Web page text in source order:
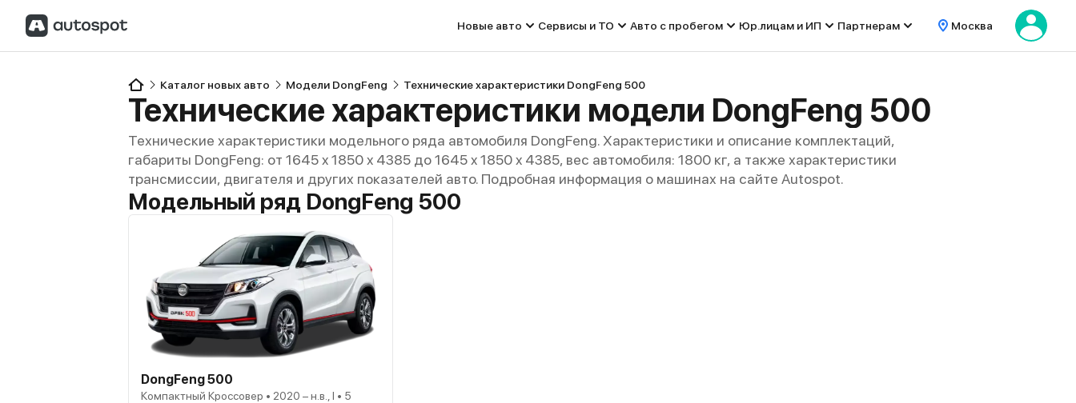
Новые авто Сервисы и ТО Авто с пробегом Юр.лицам и ИП Партнерам Москва
Каталог новых авто Модели DongFeng Технические характеристики DongFeng 500
Технические характеристики модели DongFeng 500
Технические характеристики модельного ряда автомобиля DongFeng. Характеристики и описание комплектаций,
габариты DongFeng: от 1645 x 1850 x 4385 до 1645 x 1850 x 4385, вес автомобиля: 1800 кг, а также характеристики
трансмиссии, двигателя и других показателей авто. Подробная информация о машинах на сайте Autospot.
Модельный ряд DongFeng 500
DongFeng 500
Компактный Кроссовер • 2020 – н.в., I • 5